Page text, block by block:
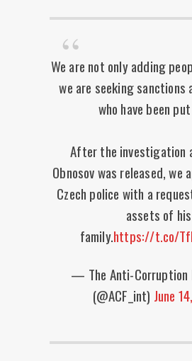
We are not only adding
we are seeking sanctions
who have been
After the investigation
Obnosov was released, we
Czech police with a
assets of his
family.https://t.co/
— The Anti-Corruption
(@ACF_int) June